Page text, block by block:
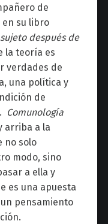
de
en su libro
después de
la teoría es
verdades de
una política y
de
Comunología
arriba a la
no solo
modo, sino
a ella y
es una apuesta
pensamiento